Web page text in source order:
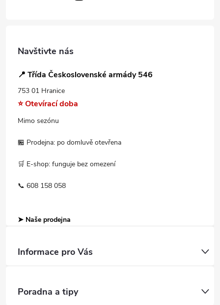
Navštivte nás
📍 Třída Československé armády 546
753 01 Hranice
⭐ Otevírací doba
Mimo sezónu
🏪 Prodejna: po domluvě otevřena
🛒 E-shop: funguje bez omezení
📞 608 158 058
➤ Naše prodejna
Informace pro Vás
Poradna a tipy